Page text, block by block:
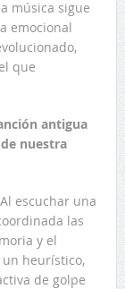
música sigue
emocional
que
antigua
nuestra
escuchar una
las
y el
un heurístico,
de golpe